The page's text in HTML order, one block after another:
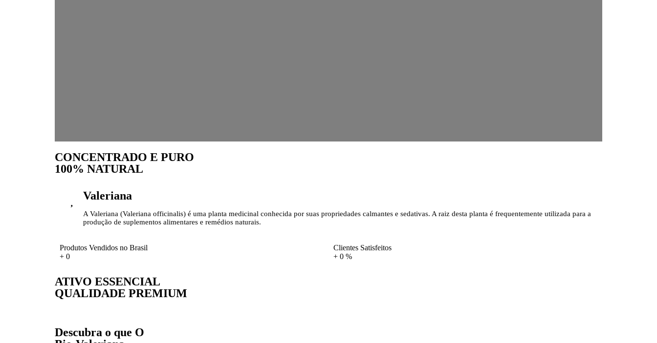
CONCENTRADO E PURO
100% NATURAL
Valeriana
A Valeriana (Valeriana officinalis) é uma planta medicinal conhecida por suas propriedades calmantes e sedativas. A raiz desta planta é frequentemente utilizada para a
produção de suplementos alimentares e remédios naturais.
Produtos Vendidos no Brasil
+ 0
Clientes Satisfeitos
+ 0 %
ATIVO ESSENCIAL
QUALIDADE PREMIUM
Descubra o que O